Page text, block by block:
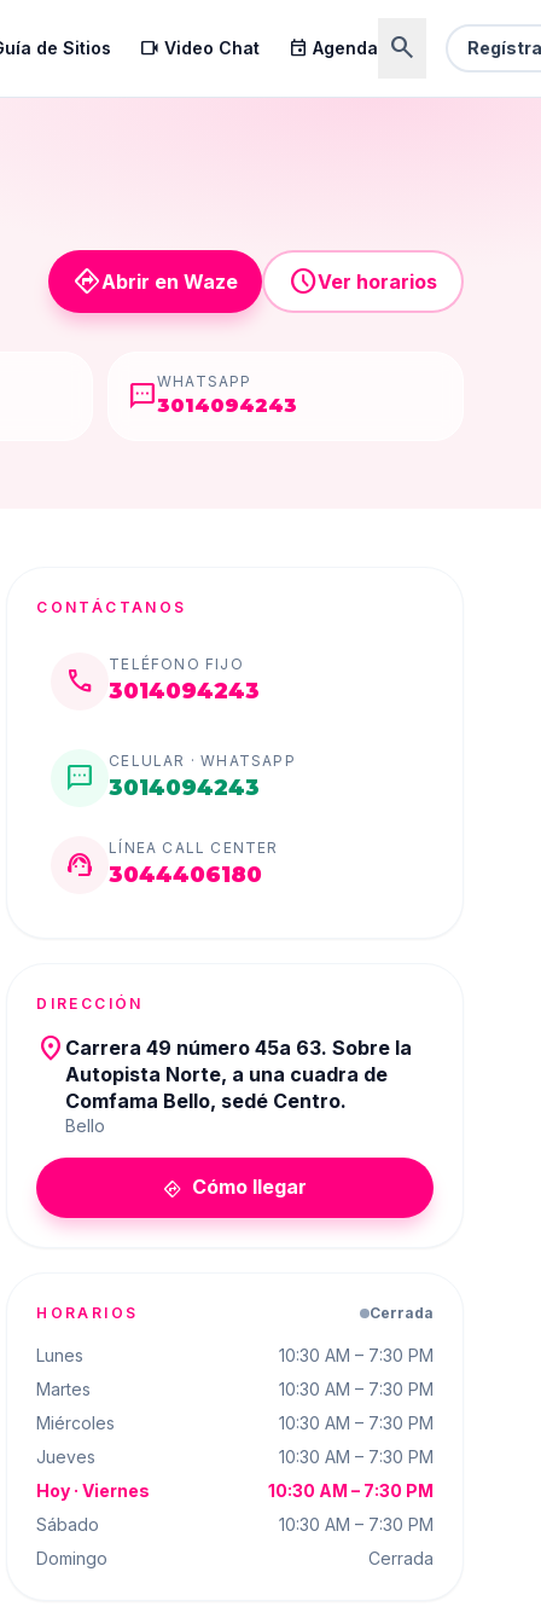
de Sitios videocam Video Chat event Agenda search
directionsAbrir en Waze scheduleVer horarios
smsWHATSAPP
3014094243
CONTÁCTANOS
call
TELÉFONO FIJO
3014094243
sms
CELULAR · WHATSAPP
3014094243
support_agent
LÍNEA CALL CENTER
3044406180
DIRECCIÓN
place Carrera 49 número 45a 63. Sobre la
Autopista Norte, a una cuadra de
Comfama Bello, sedé Centro.
Bello
directions Cómo llegar
HORARIOS Cerrada
Lunes
10:30 AM – 7:30 PM
Martes
10:30 AM – 7:30 PM
Miércoles
10:30 AM – 7:30 PM
Jueves
10:30 AM – 7:30 PM
Hoy ·Viernes
10:30 AM – 7:30 PM
Sábado
10:30 AM – 7:30 PM
Domingo
Cerrada